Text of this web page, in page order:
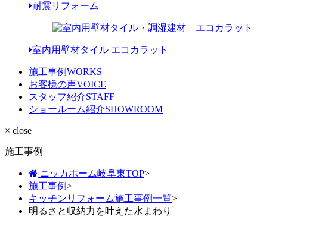
耐震リフォーム
室内用壁材タイル エコカラット
施工事例WORKS
お客様の声VOICE
スタッフ紹介STAFF
ショールーム紹介SHOWROOM
× close
施工事例
ニッカホーム岐阜東TOP>
施工事例>
キッチンリフォーム施工事例一覧>
明るさと収納力を叶えた水まわり